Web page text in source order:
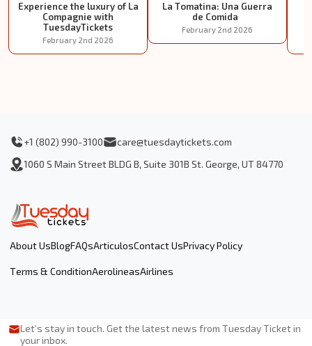
Experience the luxury of La
Compagnie with
TuesdayTickets
February 2nd 2026
La Tomatina: Una Guerra
de Comida
February 2nd 2026
+1 (802) 990-3100
care@tuesdaytickets.com
1060 S Main Street BLDG B, Suite 301B St. George, UT 84770
About UsBlogFAQsArticulosContact UsPrivacy Policy
Terms & ConditionAerolineasAirlines
Let’s stay in touch. Get the latest news from Tuesday Ticket in
your inbox.